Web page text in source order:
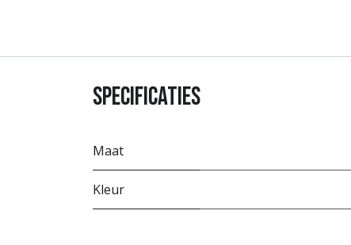
Specificaties
Maat
Kleur